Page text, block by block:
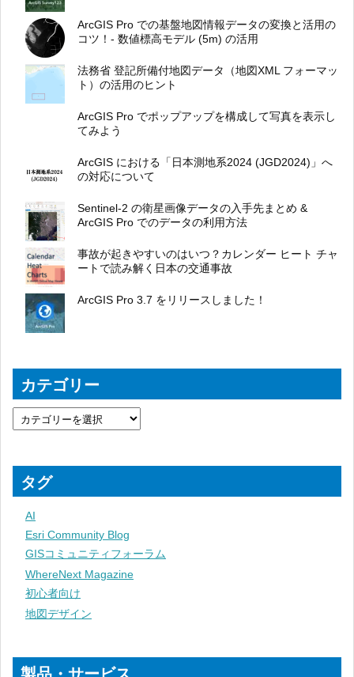
ArcGIS Pro での基盤地図情報データの変換と活用の
コツ！- 数値標高モデル (5m) の活用
法務省 登記所備付地図データ（地図XML フォーマッ
ト）の活用のヒント
ArcGIS Pro でポップアップを構成して写真を表示し
てみよう
ArcGIS における「日本測地系2024 (JGD2024)」へ
の対応について
Sentinel-2 の衛星画像データの入手先まとめ &
ArcGIS Pro でのデータの利用方法
事故が起きやすいのはいつ？カレンダー ヒート チャ
ートで読み解く日本の交通事故
ArcGIS Pro 3.7 をリリースしました！
カテゴリー
タグ
AI
Esri Community Blog
GISコミュニティフォーラム
WhereNext Magazine
初心者向け
地図デザイン